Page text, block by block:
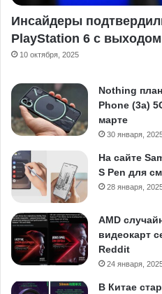
Инсайдеры
PlayStation 6 с выходом
10 октября, 2025
Nothing
Phone (3a)
марте
30 января,
На сайте
S Pen для
28 января,
AMD
видеокарт
Reddit
24 января,
В Китае